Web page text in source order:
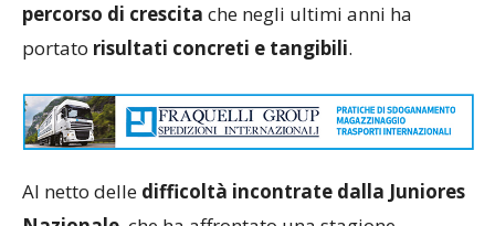
percorso di crescita che negli ultimi anni ha
portato risultati concreti e tangibili.
Al netto delle
difficoltà incontrate dalla Juniores